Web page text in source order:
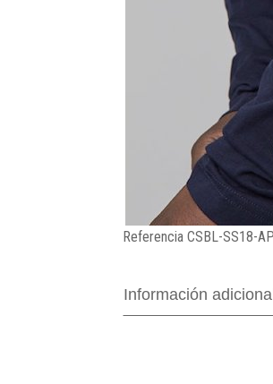
Referencia CSBL-SS18-
Información